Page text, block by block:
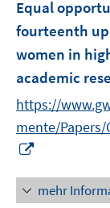
Equal
fourteenth
women in
academic
https://
mente/
n
mehr